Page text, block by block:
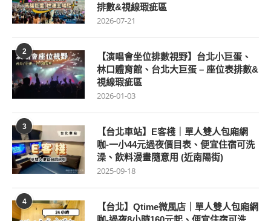
排數&視線瑕疵區
2026-07-21
2
【演唱會坐位排數視野】台北小巨蛋、
林口體育館、台北大巨蛋 – 座位表排數&
視線瑕疵區
2026-01-03
3
【台北車站】E客棧｜單人雙人包廂網
咖-一小44元過夜價目表、便宜住宿可洗
澡、飲料漫畫隨意用 (近南陽街)
2025-09-18
4
【台北】Qtime微風店｜單人雙人包廂網